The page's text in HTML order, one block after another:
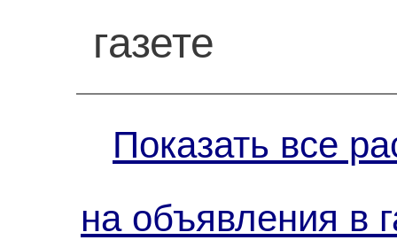
газете
Показать все
на объявления в